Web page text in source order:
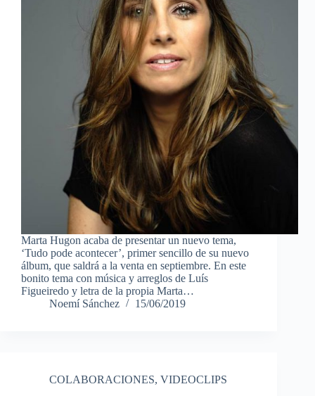
Marta Hugon acaba de presentar un nuevo tema,
‘Tudo pode acontecer’, primer sencillo de su nuevo
álbum, que saldrá a la venta en septiembre. En este
bonito tema con música y arreglos de Luís
Figueiredo y letra de la propia Marta…
Noemí Sánchez
15/06/2019
COLABORACIONES, VIDEOCLIPS